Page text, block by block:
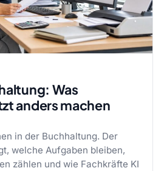
Was
anders machen
in der Buchhaltung. Der
welche Aufgaben bleiben,
zählen und wie Fachkräfte KI